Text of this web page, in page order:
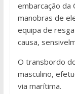
embarcação da
manobras de
equipa de
causa,
O transbordo
masculino,
via marítima.